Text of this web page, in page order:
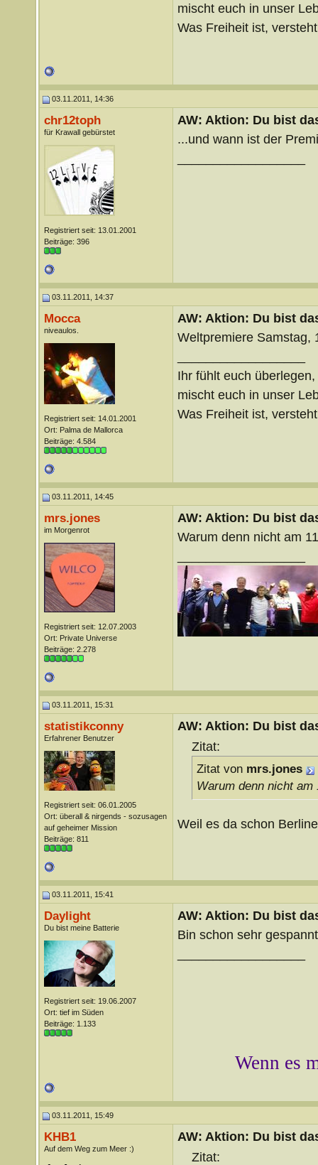
mischt euch in unser
Was Freiheit ist,
03.11.2011, 14:36
chr12toph
für Krawall gebürstet
Registriert seit: 13.01.2001
Beiträge: 396
AW: Aktion: Du bist
...und wann ist der
03.11.2011, 14:37
Mocca
niveaulos.
Registriert seit: 14.01.2001
Ort: Palma de Mallorca
Beiträge: 4.584
AW: Aktion: Du bist
Weltpremiere Samstag,
Ihr fühlt euch überlegen,
mischt euch in unser
Was Freiheit ist,
03.11.2011, 14:45
mrs.jones
im Morgenrot
Registriert seit: 12.07.2003
Ort: Private Universe
Beiträge: 2.278
AW: Aktion: Du bist
Warum denn nicht am
03.11.2011, 15:31
statistikconny
Erfahrener Benutzer
Registriert seit: 06.01.2005
Ort: überall & nirgends - sozusagen
auf geheimer Mission
Beiträge: 811
AW: Aktion: Du bist
Zitat:
Zitat von mrs.jones
Warum denn nicht
Weil es da schon
03.11.2011, 15:41
Daylight
Du bist meine Batterie
Registriert seit: 19.06.2007
Ort: tief im Süden
Beiträge: 1.133
AW: Aktion: Du bist
Bin schon sehr
Wenn es
03.11.2011, 15:49
KHB1
Auf dem Weg zum Meer :)
AW: Aktion: Du bist
Zitat: